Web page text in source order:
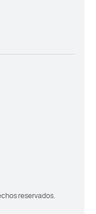
reservados.